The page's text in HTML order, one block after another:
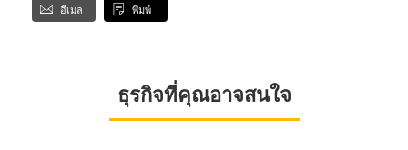
อีเมล พิมพ์
ธุรกิจที่คุณอาจสนใจ